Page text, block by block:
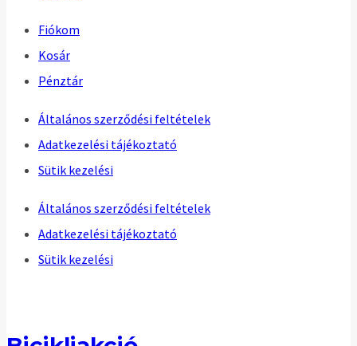
Fiókom
Kosár
Pénztár
Általános szerződési feltételek
Adatkezelési tájékoztató
Sütik kezelési
Általános szerződési feltételek
Adatkezelési tájékoztató
Sütik kezelési